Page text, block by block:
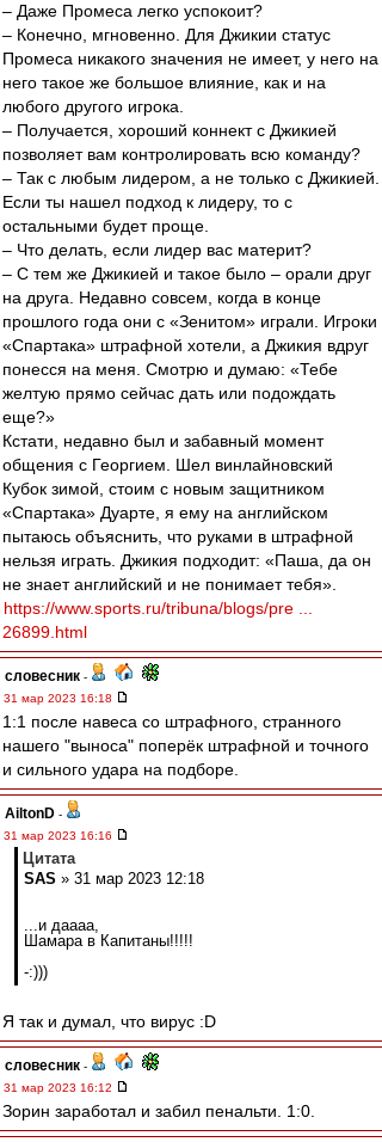
– Даже Промеса легко успокоит?
– Конечно, мгновенно. Для Джикии статус
Промеса никакого значения не имеет, у него на
него такое же большое влияние, как и на
любого другого игрока.
– Получается, хороший коннект с Джикией
позволяет вам контролировать всю команду?
– Так с любым лидером, а не только с Джикией.
Если ты нашел подход к лидеру, то с
остальными будет проще.
– Что делать, если лидер вас материт?
– С тем же Джикией и такое было – орали друг
на друга. Недавно совсем, когда в конце
прошлого года они с «Зенитом» играли. Игроки
«Спартака» штрафной хотели, а Джикия вдруг
понесся на меня. Смотрю и думаю: «Тебе
желтую прямо сейчас дать или подождать
еще?»
Кстати, недавно был и забавный момент
общения с Георгием. Шел винлайновский
Кубок зимой, стоим с новым защитником
«Спартака» Дуарте, я ему на английском
пытаюсь объяснить, что руками в штрафной
нельзя играть. Джикия подходит: «Паша, да он
не знает английский и не понимает тебя».
https://www.sports.ru/tribuna/blogs/pre ...
26899.html
словесник -
31 мар 2023 16:18
1:1 после навеса со штрафного, странного
нашего "выноса" поперёк штрафной и точного
и сильного удара на подборе.
AiltonD -
31 мар 2023 16:16
Цитата
SAS » 31 мар 2023 12:18
...и даааа,
Шамара в Капитаны!!!!!
-:)))
Я так и думал, что вирус :D
словесник -
31 мар 2023 16:12
Зорин заработал и забил пенальти. 1:0.